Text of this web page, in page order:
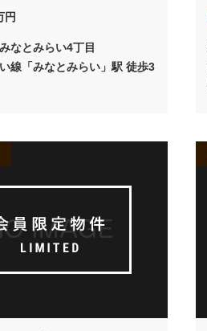
円
なとみらい4丁目
線「みなとみらい」駅 徒歩3